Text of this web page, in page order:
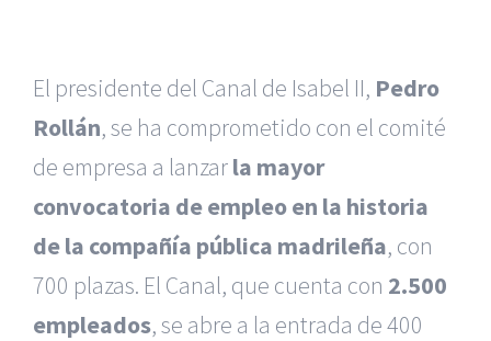
El presidente del Canal de Isabel II, Pedro
Rollán, se ha comprometido con el comité
de empresa a lanzarla mayor
convocatoria de empleo en la historia
de la compañía pública madrileña, con
700 plazas. El Canal, que cuenta con 2.500
empleados, se abre a la entrada de 400